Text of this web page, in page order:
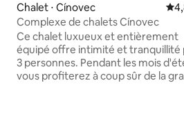
Chalet ⋅ Cínovec
Complexe de chalets Cínovec
Ce chalet luxueux et entièrement
équipé offre intimité et tranquillité
3 personnes. Pendant les mois
vous profiterez à coup sûr de la